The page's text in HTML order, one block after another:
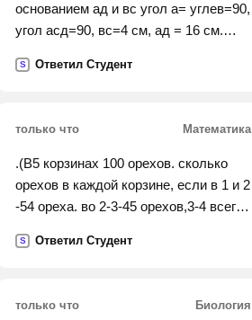
основанием ад и вс угол а= углев=90,
угол асд=90, вс=4 см, ад = 16 см.
S Ответил Студент
только что Математика
.(В5 корзинах 100 орехов. сколько
орехов в каждой корзине, если в 1 и 2
-54 ореха. во 2-3-45 орехов,3-4 всего
S Ответил Студент
только что Биология